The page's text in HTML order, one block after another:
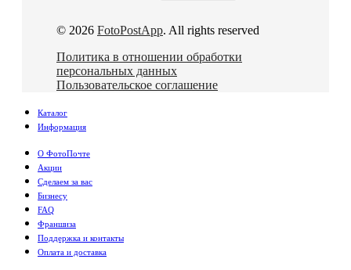
© 2026 FotoPostApp. All rights reserved
Политика в отношении обработки
персональных данных
Пользовательское соглашение
Каталог
Информация
О ФотоПочте
Акции
Сделаем за вас
Бизнесу
FAQ
Франшиза
Поддержка и контакты
Оплата и доставка